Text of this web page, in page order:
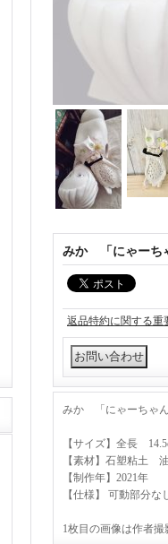
みか 「にゃーち
返品特約に関する重
みか 「にゃーちゃん
【サイズ】全長
【素材】石塑粘土
【制作年】2021年
【仕様】 可動部分
1枚目の画像は作者撮